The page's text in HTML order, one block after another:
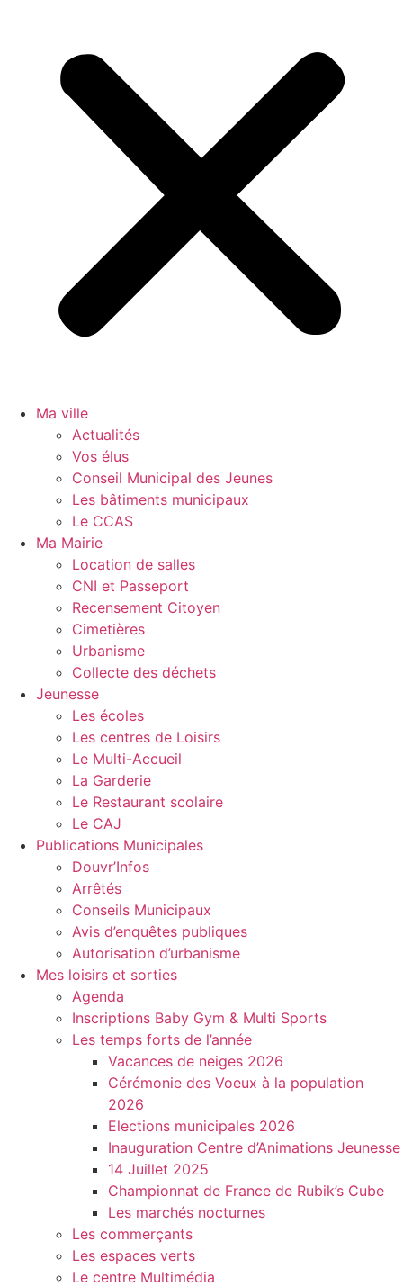
Ma ville
Actualités
Vos élus
Conseil Municipal des Jeunes
Les bâtiments municipaux
Le CCAS
Ma Mairie
Location de salles
CNI et Passeport
Recensement Citoyen
Cimetières
Urbanisme
Collecte des déchets
Jeunesse
Les écoles
Les centres de Loisirs
Le Multi-Accueil
La Garderie
Le Restaurant scolaire
Le CAJ
Publications Municipales
Douvr’Infos
Arrêtés
Conseils Municipaux
Avis d’enquêtes publiques
Autorisation d’urbanisme
Mes loisirs et sorties
Agenda
Inscriptions Baby Gym & Multi Sports
Les temps forts de l’année
Vacances de neiges 2026
Cérémonie des Voeux à la population
2026
Elections municipales 2026
Inauguration Centre d’Animations Jeunesse
14 Juillet 2025
Championnat de France de Rubik’s Cube
Les marchés nocturnes
Les commerçants
Les espaces verts
Le centre Multimédia